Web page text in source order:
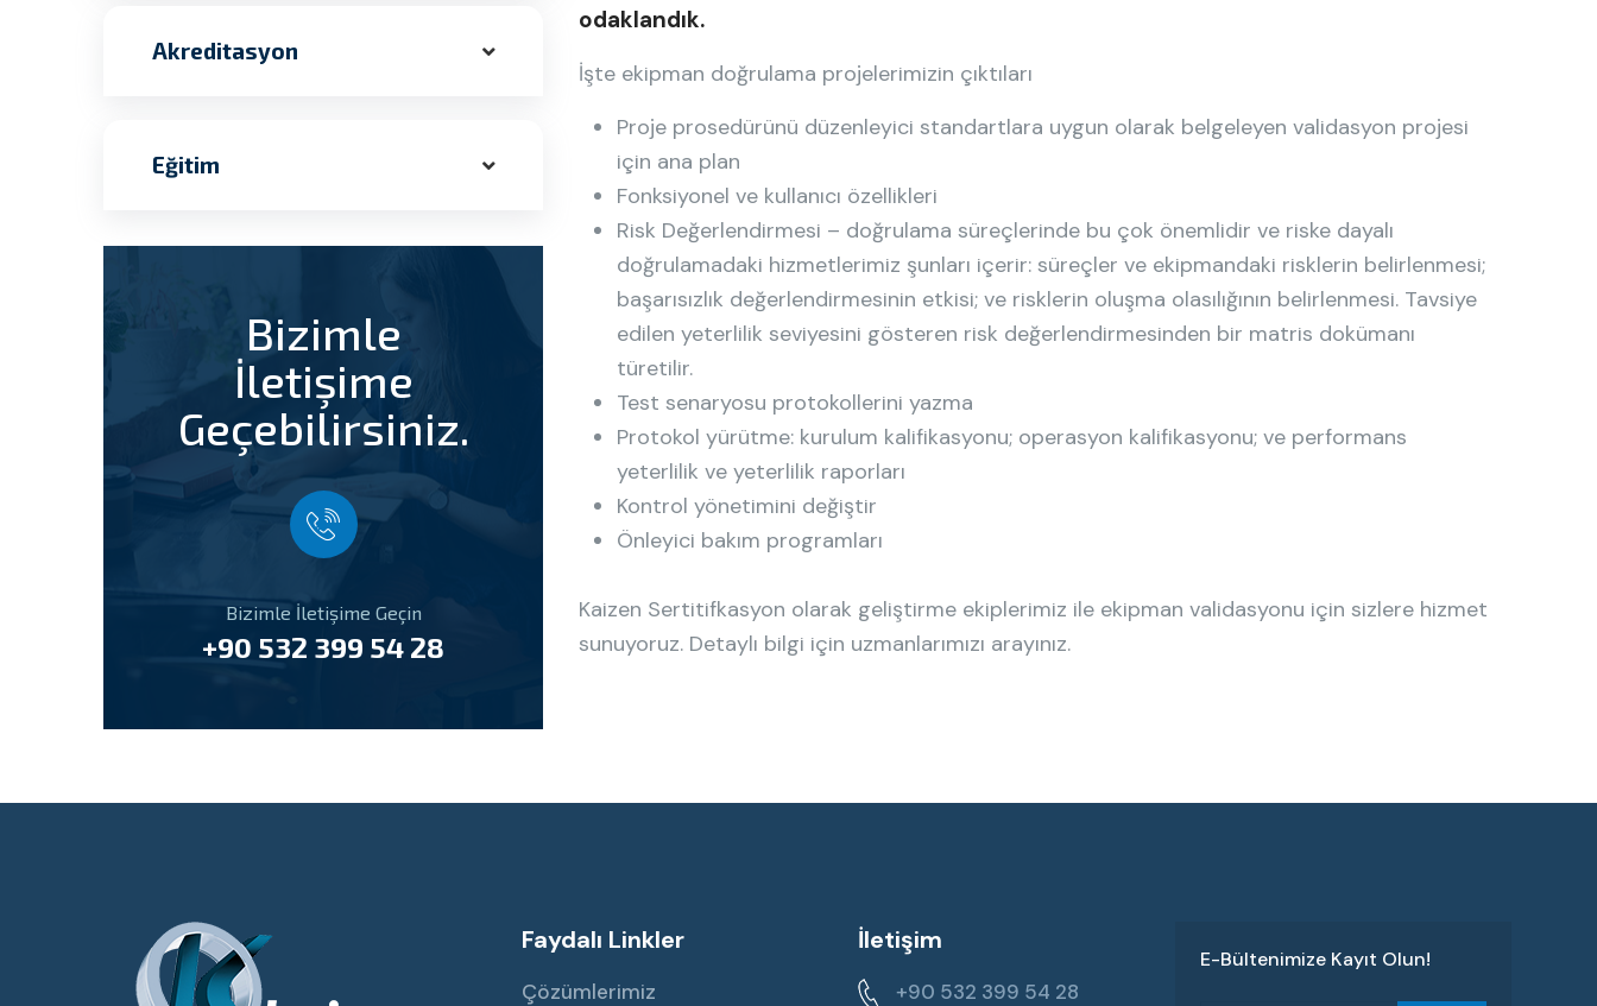
Akreditasyon
Eğitim
Bizimle
İletişime
Geçebilirsiniz.
Bizimle İletişime Geçin
+90 532 399 54 28
odaklandık.
İşte ekipman doğrulama projelerimizin çıktıları
Proje prosedürünü düzenleyici standartlara uygun olarak belgeleyen validasyon projesi
için ana plan
Fonksiyonel ve kullanıcı özellikleri
Risk Değerlendirmesi – doğrulama süreçlerinde bu çok önemlidir ve riske dayalı
doğrulamadaki hizmetlerimiz şunları içerir: süreçler ve ekipmandaki risklerin belirlenmesi;
başarısızlık değerlendirmesinin etkisi; ve risklerin oluşma olasılığının belirlenmesi. Tavsiye
edilen yeterlilik seviyesini gösteren risk değerlendirmesinden bir matris dokümanı
türetilir.
Test senaryosu protokollerini yazma
Protokol yürütme: kurulum kalifikasyonu; operasyon kalifikasyonu; ve performans
yeterlilik ve yeterlilik raporları
Kontrol yönetimini değiştir
Önleyici bakım programları
Kaizen Sertitifkasyon olarak geliştirme ekiplerimiz ile ekipman validasyonu için sizlere hizmet
sunuyoruz. Detaylı bilgi için uzmanlarımızı arayınız.
Faydalı Linkler
Çözümlerimiz
İletişim
+90 532 399 54 28
E-Bültenimize Kayıt Olun!